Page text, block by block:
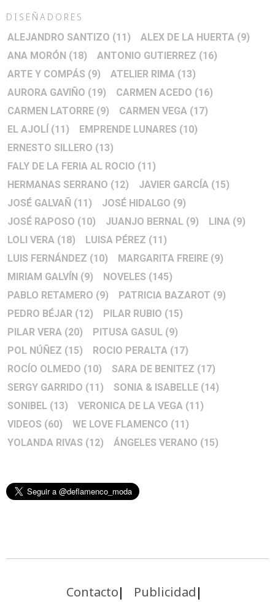
DISEÑADORES
ALEJANDRO SANTIZO (11) ALEX DE LA HUERTA (9)
ANA MORÓN (18) ANTONIO GUTIERREZ (16)
ARTE Y COMPÁS (9) ATELIER RIMA (13)
AURORA GAVIÑO (19) CARMEN ACEDO (16)
CARMEN LATORRE (9) CARMEN VEGA (17)
EL AJOLÍ (11) EMPRENDE LUNARES (10)
ERNESTO SILLERO (13)
FALY DE LA FERIA AL ROCIO (11)
HERMANAS SERRANO (12) JAVIER GARCÍA (15)
JOSÉ GALVAÑ (11) JOSÉ HIDALGO (9)
JOSÉ RAPOSO (10) JUANJO BERNAL (9) LINA (9)
LOLI VERA (18) LUISA PÉREZ (11)
LUIS FERNÁNDEZ (10) MARGARITA FREIRE (9)
MIRIAM GALVÍN (9) NOVELES (145)
PABLO RETAMERO (9) PATRICIA BAZAROT (9)
PEDRO BÉJAR (12) PILAR RUBIO (15)
PILAR VERA (20) PITUSA GASUL (9)
POL NÚÑEZ (15) ROCIO PERALTA (17)
ROCÍO OLMEDO (10) SARA DE BENITEZ (17)
SERGY GARRIDO (11) SONIA & ISABELLE (14)
SONIBEL (13) VERONICA DE LA VEGA (11)
VIDEOS (60) WE LOVE FLAMENCO (11)
YOLANDA RIVAS (12) ÁNGELES VERANO (15)
Contacto
Publicidad